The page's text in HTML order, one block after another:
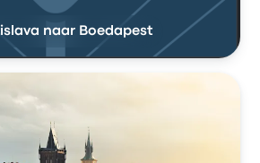
naar Boedapest